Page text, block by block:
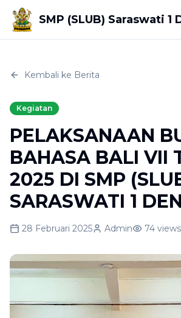
SMP (SLUB) Saraswati 1
Kembali ke Berita
Kegiatan
PELAKSANAAN
BAHASA BALI VII
2025 DI SMP
SARASWATI 1
28 Februari 2025 Admin 74 views